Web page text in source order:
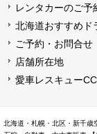
レンタカーのご予
北海道おすすめド
ご予約・お問合せ
店舗所在地
愛車レスキュー
北海道・札幌・北区・新千歳